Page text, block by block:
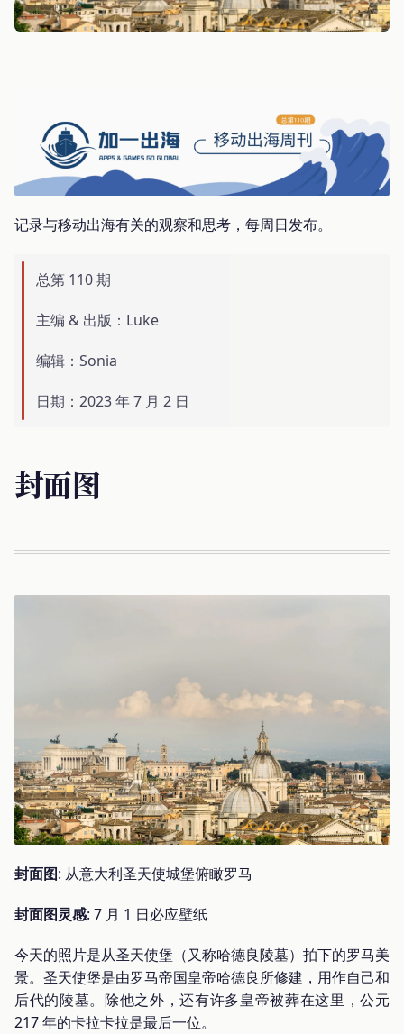
记录与移动出海有关的观察和思考，每周日发布。
总第 110 期
主编 & 出版：Luke
编辑：Sonia
日期：2023 年 7 月 2 日
封面图
封面图: 从意大利圣天使城堡俯瞰罗马
封面图灵感: 7 月 1 日必应壁纸
今天的照片是从圣天使堡（又称哈德良陵墓）拍下的罗马美
景。圣天使堡是由罗马帝国皇帝哈德良所修建，用作自己和
后代的陵墓。除他之外，还有许多皇帝被葬在这里，公元
217 年的卡拉卡拉是最后一位。